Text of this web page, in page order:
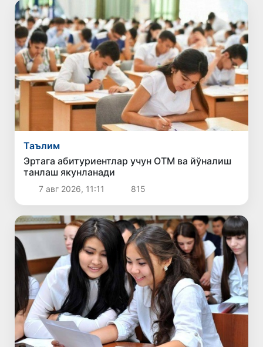
Таълим
Эртага абитуриентлар учун ОТМ ва йўналиш
танлаш якунланади
7 авг 2026, 11:11 815